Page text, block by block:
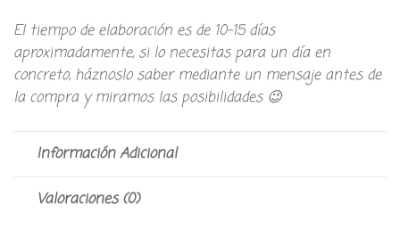
El tiempo de elaboración es de 10-15 días
aproximadamente, si lo necesitas para un día en
concreto, háznoslo saber mediante un mensaje antes de
la compra y miramos las posibilidades 😉
Información Adicional
Valoraciones (0)